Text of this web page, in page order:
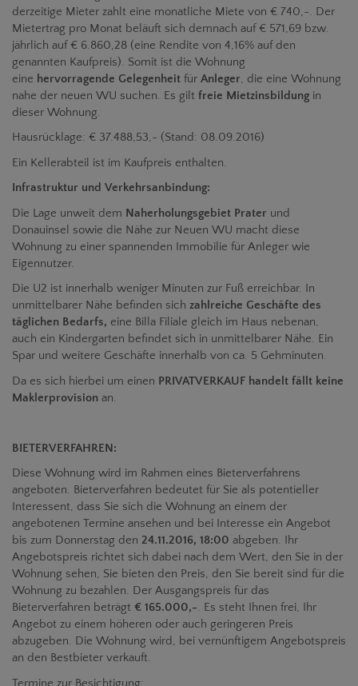
derzeitige Mieter zahlt eine monatliche Miete von € 740,-. Der
Mietertrag pro Monat beläuft sich demnach auf € 571,69 bzw.
jährlich auf € 6.860,28 (eine Rendite von 4,16% auf den
genannten Kaufpreis). Somit ist die Wohnung
eine hervorragende Gelegenheit für Anleger, die eine Wohnung
nahe der neuen WU suchen. Es gilt freie Mietzinsbildung in
dieser Wohnung.
Hausrücklage: € 37.488,53,- (Stand: 08.09.2016)
Ein Kellerabteil ist im Kaufpreis enthalten.
Infrastruktur und Verkehrsanbindung:
Die Lage unweit dem Naherholungsgebiet Prater und
Donauinsel sowie die Nähe zur Neuen WU macht diese
Wohnung zu einer spannenden Immobilie für Anleger wie
Eigennutzer.
Die U2 ist innerhalb weniger Minuten zur Fuß erreichbar. In
unmittelbarer Nähe befinden sich zahlreiche Geschäfte des
täglichen Bedarfs, eine Billa Filiale gleich im Haus nebenan,
auch ein Kindergarten befindet sich in unmittelbarer Nähe. Ein
Spar und weitere Geschäfte innerhalb von ca. 5 Gehminuten.
Da es sich hierbei um einen PRIVATVERKAUF handelt fällt keine
Maklerprovision an.
BIETERVERFAHREN:
Diese Wohnung wird im Rahmen eines Bieterverfahrens
angeboten. Bieterverfahren bedeutet für Sie als potentieller
Interessent, dass Sie sich die Wohnung an einem der
angebotenen Termine ansehen und bei Interesse ein Angebot
bis zum Donnerstag den 24.11.2016, 18:00 abgeben. Ihr
Angebotspreis richtet sich dabei nach dem Wert, den Sie in der
Wohnung sehen, Sie bieten den Preis, den Sie bereit sind für die
Wohnung zu bezahlen. Der Ausgangspreis für das
Bieterverfahren beträgt € 165.000,-. Es steht Ihnen frei, Ihr
Angebot zu einem höheren oder auch geringeren Preis
abzugeben. Die Wohnung wird, bei vernünftigem Angebotspreis
an den Bestbieter verkauft.
Termine zur Besichtigung: